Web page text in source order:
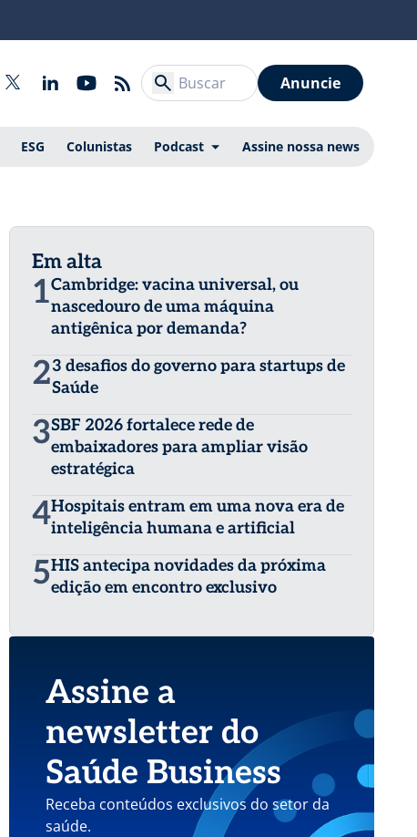
Anuncie
ESG Colunistas Podcast Assine nossa news
Em alta
1Cambridge: vacina universal, ou
nascedouro de uma máquina
antigênica por demanda?
23 desafios do governo para startups de
Saúde
3SBF 2026 fortalece rede de
embaixadores para ampliar visão
estratégica
4Hospitais entram em uma nova era de
inteligência humana e artificial
5HIS antecipa novidades da próxima
edição em encontro exclusivo
Assine a
newsletter do
Saúde Business
Receba conteúdos exclusivos do setor da
saúde.